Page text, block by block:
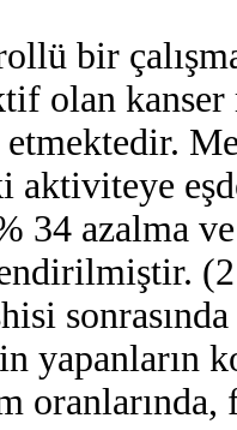
bir
olan kanser
aktiviteye
34 azalma
yapanların